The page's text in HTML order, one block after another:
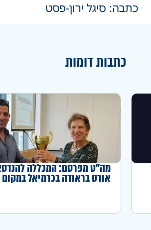
כתבה: סיגל ירון-פסט
כתבות דומות
מה"ט מפרסם: המכללה
אורט בראודה בכרמיאל
באחוז המדופלמים לשנה"ל